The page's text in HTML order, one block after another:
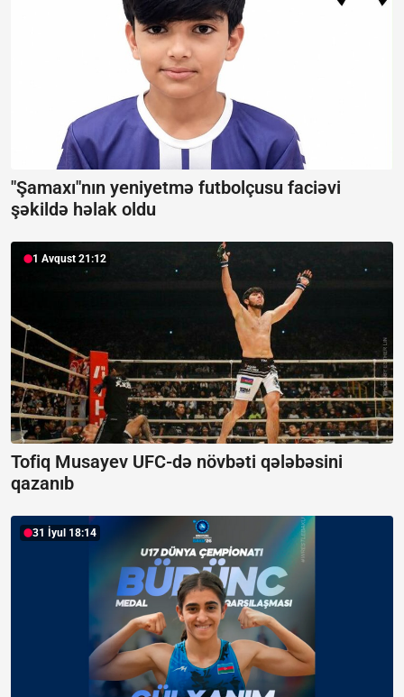
"Şamaxı"nın yeniyetmə futbolçusu faciəvi
şəkildə həlak oldu
1 Avqust 21:12
Tofiq Musayev UFC-də növbəti qələbəsini
qazanıb
31 İyul 18:14